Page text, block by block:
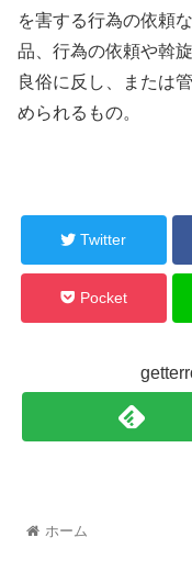
を害する行為の依頼
品、行為の依頼や斡
良俗に反し、または
められるもの。
Twitter
Pocket
ホーム